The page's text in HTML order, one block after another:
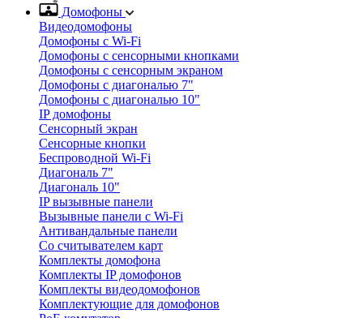
Домофоны
Видеодомофоны
Домофоны с Wi-Fi
Домофоны с сенсорными кнопками
Домофоны с сенсорным экраном
Домофоны с диагональю 7"
Домофоны с диагональю 10"
IP домофоны
Сенсорный экран
Сенсорные кнопки
Беспроводной Wi-Fi
Диагональ 7"
Диагональ 10"
IP вызывные панели
Вызывные панели с Wi-Fi
Антивандальные панели
Со считывателем карт
Комплекты домофона
Комплекты IP домофонов
Комплекты видеодомофонов
Комплектующие для домофонов